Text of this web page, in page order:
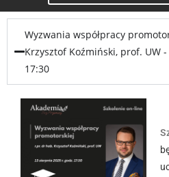
Wyzwania współpracy
Krzysztof Koźmiński, prof. UW
17:30